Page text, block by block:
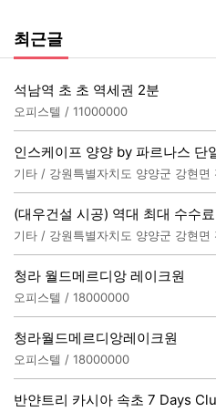
최근글
석남역 초 초 역세권 2분
오피스텔 / 11000000
인스케이프 양양 by 파르나스 단
기타 / 강원특별자치도 양양군 강현
기타 / 강원특별자치도 양양군 강현
청라 월드메르디앙 레이크원
오피스텔 / 18000000
청라월드메르디앙레이크원
오피스텔 / 18000000